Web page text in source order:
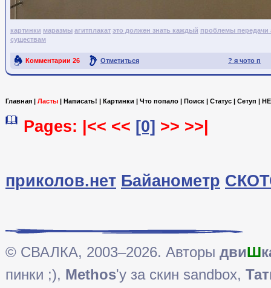
картинки маразмы агитплакат это должен знать каждый проблемы передачи
существам
? я чото п
Комментарии 26 Отметиться
Ссылка на пост
Главная | Ласты | Написать! | Картинки | Что попало | Поиск | Статус | Сетуп |
Pages: |<< << [0] >> >>|
приколов.нет Байанометр
© СВАЛКА, 2003–2026. Авторы двиШ
пинки ;), Methos'у за скин sandbox,